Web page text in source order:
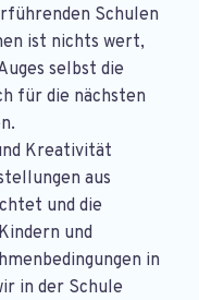
Schulen
ist nichts wert,
selbst die
für die nächsten
Kreativität
aus
und die
und
in
in der Schule